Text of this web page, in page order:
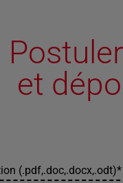
et
(.pdf,.doc,.docx,.odt)*